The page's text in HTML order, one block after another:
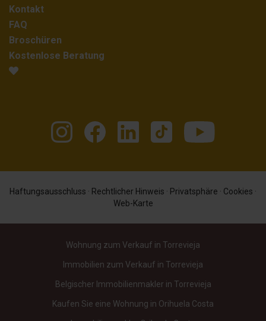
Kontakt
FAQ
Broschüren
Kostenlose Beratung
Haftungsausschluss · Rechtlicher Hinweis · Privatsphäre · Cookies ·
Web-Karte
Wohnung zum Verkauf in Torrevieja
Immobilien zum Verkauf in Torrevieja
Belgischer Immobilienmakler in Torrevieja
Kaufen Sie eine Wohnung in Orihuela Costa